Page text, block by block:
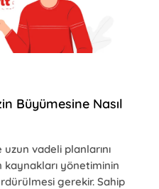
Büyümesine Nasıl
vadeli planlarını
yönetiminin
gerekir. Sahip